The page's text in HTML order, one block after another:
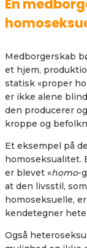
En
Medborgerskab
et hjem,
statisk «proper
er ikke alene
den producerer
kroppe og
Et eksempel på
homoseksualitet.
er blevet «homo-
at den livsstil,
homoseksuelle,
kendetegner
Også